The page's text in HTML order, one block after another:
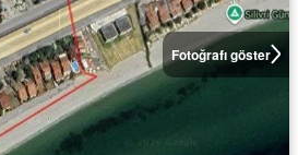
Fotoğrafı göster